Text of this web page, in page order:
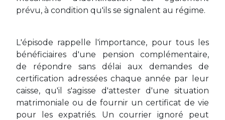
prévu, à condition qu'ils se signalent au régime.
L'épisode rappelle l'importance, pour tous les
bénéficiaires d'une pension complémentaire,
de répondre sans délai aux demandes de
certification adressées chaque année par leur
caisse, qu'il s'agisse d'attester d'une situation
matrimoniale ou de fournir un certificat de vie
pour les expatriés. Un courrier ignoré peut